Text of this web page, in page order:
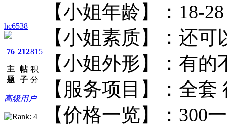
hc6538
76
主
题
212
帖
子
815
积
分
高级用户
【小姐年龄】
【小姐素质】
【小姐外形】
【服务项目】：
【价格一览】：